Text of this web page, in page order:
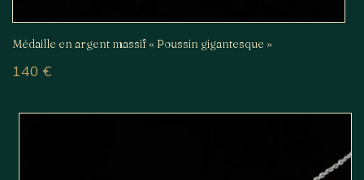
Médaille en argent massif « Poussin gigantesque »
140 €